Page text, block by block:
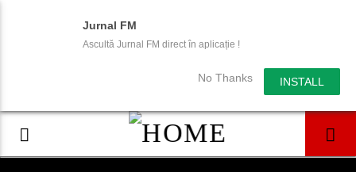
Jurnal FM
Ascultă Jurnal FM direct în aplicație !
No Thanks INSTALL